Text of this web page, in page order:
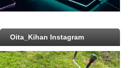
Oita_Kihan Instagram